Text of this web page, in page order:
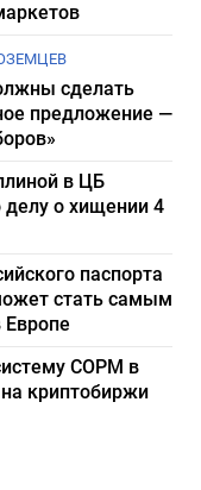
сделать
предложение —
в ЦБ
о хищении 4
паспорта
стать самым
СОРМ в
криптобиржи